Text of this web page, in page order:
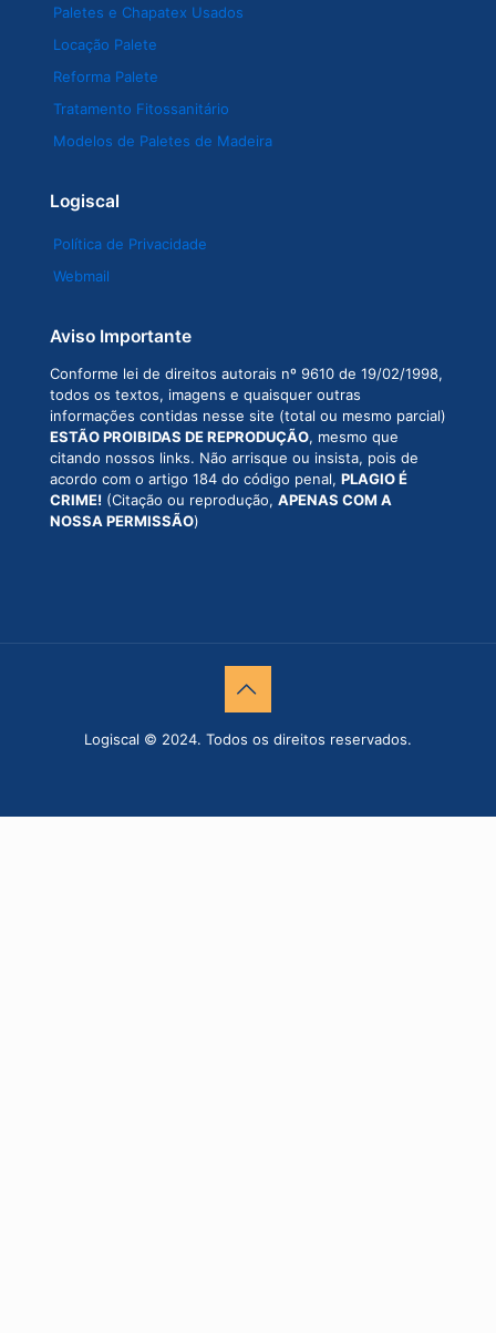
Paletes e Chapatex Usados
Locação Palete
Reforma Palete
Tratamento Fitossanitário
Modelos de Paletes de Madeira
Logiscal
Política de Privacidade
Webmail
Aviso Importante
Conforme lei de direitos autorais nº 9610 de 19/02/1998,
todos os textos, imagens e quaisquer outras
informações contidas nesse site (total ou mesmo parcial)
ESTÃO PROIBIDAS DE REPRODUÇÃO, mesmo que
citando nossos links. Não arrisque ou insista, pois de
acordo com o artigo 184 do código penal, PLAGIO É
CRIME! (Citação ou reprodução, APENAS COM A
NOSSA PERMISSÃO)
Logiscal © 2024. Todos os direitos reservados.